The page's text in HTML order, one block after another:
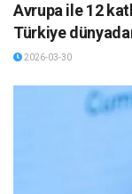
Avrupa ile 12
Türkiye
2026-03-30